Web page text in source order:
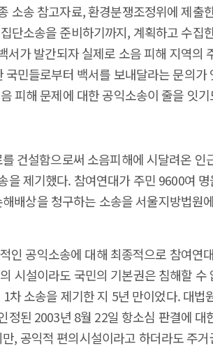
소송 참고자료, 환경분쟁조정위에 제출
단소송을 준비하기까지, 계획하고 수집
서가 발간되자 실제로 소음 피해 지역의
국민들로부터 백서를 보내달라는 문의가
피해 문제에 대한 공익소송이 줄을 잇
건설함으로써 소음피해에 시달려온 인
을 제기했다. 참여연대가 주민 9600여
배상을 청구하는 소송을 서울지방법원
인 공익소송에 대해 최종적으로 참여연
시설이라도 국민의 기본권은 침해할 수
차 소송을 제기한 지 5년 만이었다. 대법
정된 2003년 8월 22일 항소심 판결에 대
, 공익적 편의시설이라고 하더라도 주